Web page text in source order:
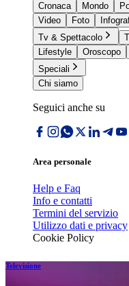
Cronaca
Mondo
Video
Foto
Tv & Spettacolo
Lifestyle
Oroscopo
Speciali
Chi siamo
Seguici anche su
Area personale
Help e Faq
Info e contatti
Termini del servizio
Utilizzo dati e privacy
Cookie Policy
Televisione